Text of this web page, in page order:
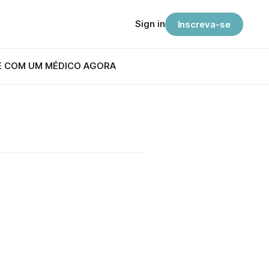
COM UM MÉDICO AGORA
Sign in Inscreva-se